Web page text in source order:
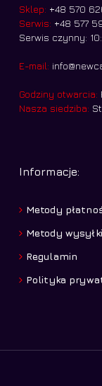
Sklep: +48 570
Serwis: +48 577
Serwis czynny:
E-mail:
Godziny otwarcia:
Nasza siedziba:
Informacje:
Metody
Metody wysyłki
Regulamin
Polityka